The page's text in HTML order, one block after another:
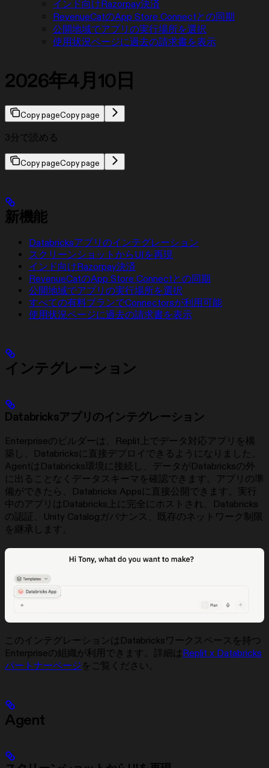
インド向けRazorpay決済
RevenueCatのApp Store Connectとの同期
公開地域でアプリの実行場所を選択
使用状況ページに過去の請求書を表示
2026年4月10日
Copy pageCopy page
3分で読める
Copy pageCopy page
新機能
Databricksアプリのインテグレーション
スクリーンショットからUIを再現
インド向けRazorpay決済
RevenueCatのApp Store Connectとの同期
公開地域でアプリの実行場所を選択
すべての有料プランでConnectorsが利用可能
使用状況ページに過去の請求書を表示
インテグレーション
Databricksアプリのインテグレーション
Enterpriseのビルダーは、Replit上でデータ対応アプリを構
築し、Databricksに直接デプロイできるようになりました。
AgentはDatabricks環境に接続し、データがDatabricksの外
に出ることなくデータスキーマを確認できます。アプリの準
備ができたら、Databricks Appsに直接公開できます。実行
中のアプリはDatabricks上に完全にホストされ、Databricks
の認証、Unity Catalogガバナンス、既存のネットワーク制限
を継承します。
このインテグレーションはDatabricksワークスペースを持つ
Enterpriseの組織が利用できます。詳細はReplit x Databricks
パートナーページをご覧ください。
Agent